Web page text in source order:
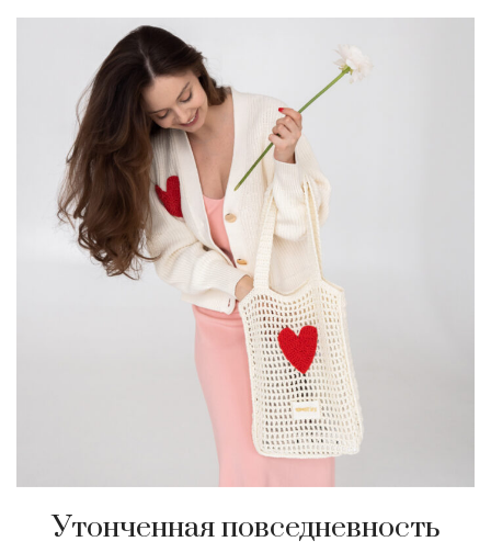
Утонченная повседневность